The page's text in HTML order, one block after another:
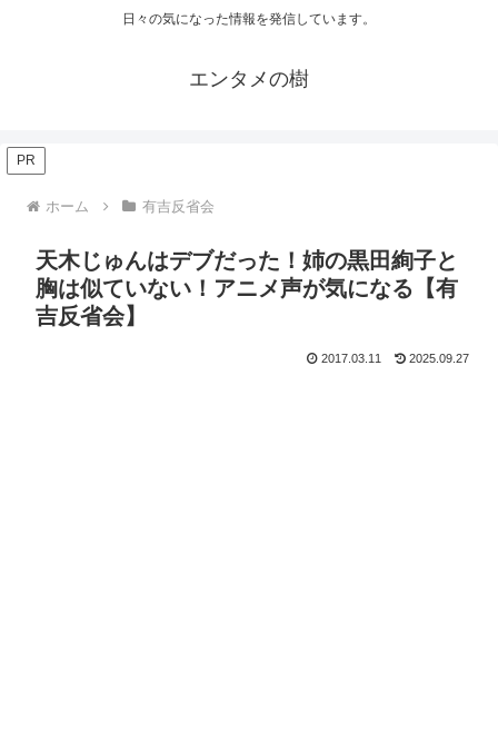
日々の気になった情報を発信しています。
エンタメの樹
PR
ホーム 有吉反省会
天木じゅんはデブだった！姉の黒田絢子と
胸は似ていない！アニメ声が気になる【有
吉反省会】
2017.03.11 2025.09.27